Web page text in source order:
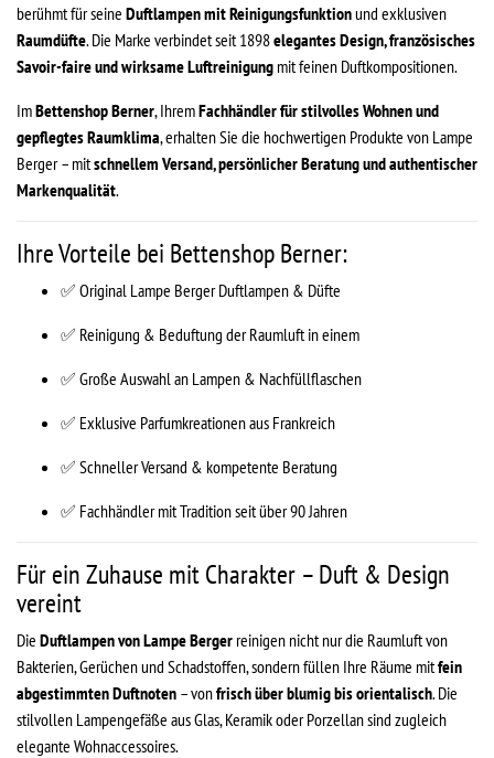
berühmt für seine Duftlampen mit Reinigungsfunktionund exklusiven
Raumdüfte. Die Marke verbindet seit 1898elegantes Design, französisches
Savoir-faire und wirksame Luftreinigung mit feinen Duftkompositionen.
ImBettenshop Berner, IhremFachhändler für stilvolles Wohnen und
gepflegtes Raumklima, erhalten Sie die hochwertigen Produkte von Lampe
Berger – mitschnellem Versand, persönlicher Beratung und authentischer
Markenqualität.
Ihre Vorteile bei Bettenshop Berner:
✅ Original Lampe Berger Duftlampen & Düfte
✅ Reinigung & Beduftung der Raumluft in einem
✅ Große Auswahl an Lampen & Nachfüllflaschen
✅ Exklusive Parfumkreationen aus Frankreich
✅ Schneller Versand & kompetente Beratung
✅ Fachhändler mit Tradition seit über 90 Jahren
Für ein Zuhause mit Charakter – Duft & Design
vereint
Die Duftlampen von Lampe Berger reinigen nicht nur die Raumluft von
Bakterien, Gerüchen und Schadstoffen, sondern füllen Ihre Räume mitfein
abgestimmten Duftnoten – vonfrisch über blumig bis orientalisch. Die
stilvollen Lampengefäße aus Glas, Keramik oder Porzellan sind zugleich
elegante Wohnaccessoires.